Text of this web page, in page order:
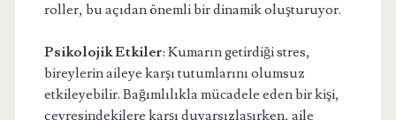
roller, bu açıdan önemli bir dinamik oluşturuyor.
Psikolojik Etkiler: Kumarın getirdiği stres,
bireylerin aileye karşı tutumlarını olumsuz
etkileyebilir. Bağımlılıkla mücadele eden bir kişi,
çevresindekilere karşı duyarsızlaşırken, aile